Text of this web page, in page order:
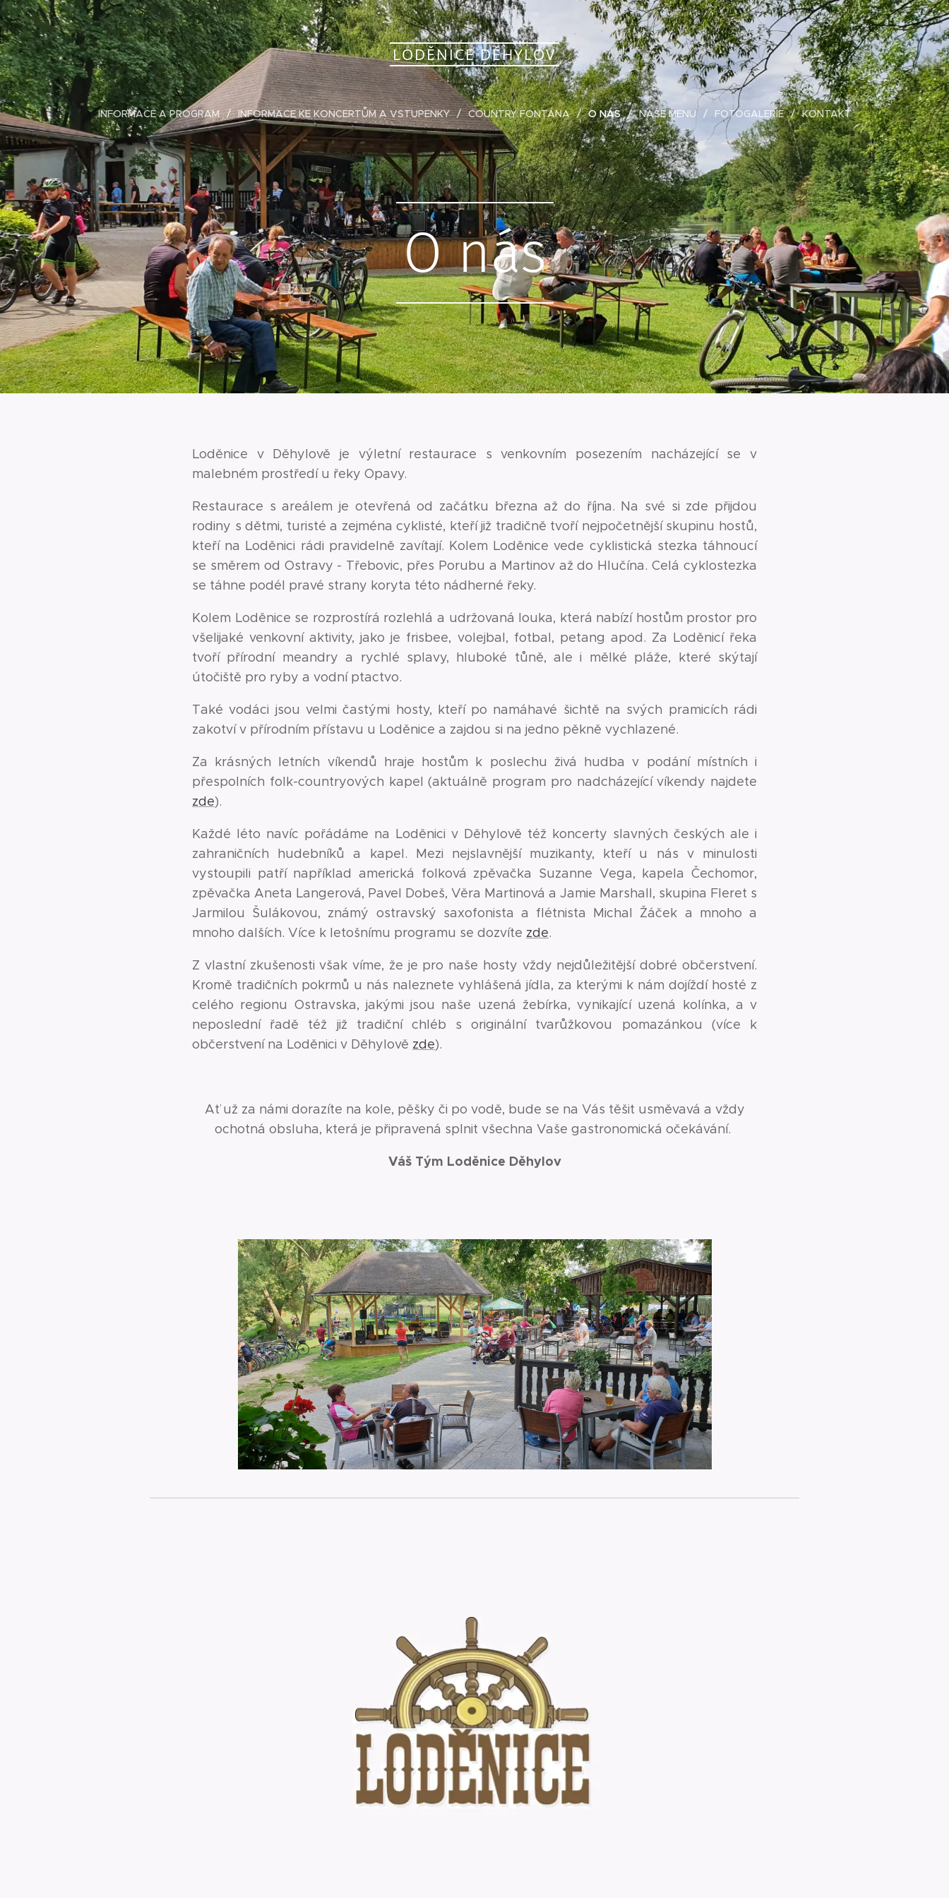
LODĚNICE DĚHYLOV
INFORMACE A PROGRAM INFORMACE KE KONCERTŮM A VSTUPENKY COUNTRY FONTÁNA O NÁS NAŠE MENU FOTOGALERIE KONTAKT
O nás
Loděnice v Děhylově je výletní restaurace s venkovním posezením nacházející se v
malebném prostředí u řeky Opavy.
Restaurace s areálem je otevřená od začátku března až do října. Na své si zde přijdou
rodiny s dětmi, turisté a zejména cyklisté, kteří již tradičně tvoří nejpočetnější skupinu hostů,
kteří na Loděnici rádi pravidelně zavítají. Kolem Loděnice vede cyklistická stezka táhnoucí
se směrem od Ostravy - Třebovic, přes Porubu a Martinov až do Hlučína. Celá cyklostezka
se táhne podél pravé strany koryta této nádherné řeky.
Kolem Loděnice se rozprostírá rozlehlá a udržovaná louka, která nabízí hostům prostor pro
všelijaké venkovní aktivity, jako je frisbee, volejbal, fotbal, petang apod. Za Loděnicí řeka
tvoří přírodní meandry a rychlé splavy, hluboké tůně, ale i mělké pláže, které skýtají
útočiště pro ryby a vodní ptactvo.
Také vodáci jsou velmi častými hosty, kteří po namáhavé šichtě na svých pramicích rádi
zakotví v přírodním přístavu u Loděnice a zajdou si na jedno pěkně vychlazené.
Za krásných letních víkendů hraje hostům k poslechu živá hudba v podání místních i
přespolních folk-countryových kapel (aktuálně program pro nadcházející víkendy najdete
zde).
Každé léto navíc pořádáme na Loděnici v Děhylově též koncerty slavných českých ale i
zahraničních hudebníků a kapel. Mezi nejslavnější muzikanty, kteří u nás v minulosti
vystoupili patří například americká folková zpěvačka Suzanne Vega, kapela Čechomor,
zpěvačka Aneta Langerová, Pavel Dobeš, Věra Martinová a Jamie Marshall, skupina Fleret s
Jarmilou Šulákovou, známý ostravský saxofonista a flétnista Michal Žáček a mnoho a
mnoho dalších. Více k letošnímu programu se dozvíte zde.
Z vlastní zkušenosti však víme, že je pro naše hosty vždy nejdůležitější dobré občerstvení.
Kromě tradičních pokrmů u nás naleznete vyhlášená jídla, za kterými k nám dojíždí hosté z
celého regionu Ostravska, jakými jsou naše uzená žebírka, vynikající uzená kolínka, a v
neposlední řadě též již tradiční chléb s originální tvarůžkovou pomazánkou (více k
občerstvení na Loděnici v Děhylově zde).
Ať už za námi dorazíte na kole, pěšky či po vodě, bude se na Vás těšit usměvavá a vždy
ochotná obsluha, která je připravená splnit všechna Vaše gastronomická očekávání.
Váš Tým Loděnice Děhylov